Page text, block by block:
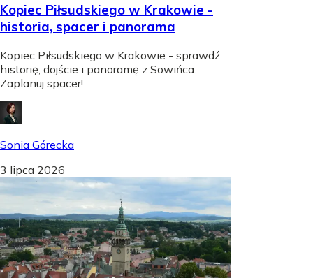
Kopiec Piłsudskiego w Krakowie -
historia, spacer i panorama
Kopiec Piłsudskiego w Krakowie - sprawdź
historię, dojście i panoramę z Sowińca.
Zaplanuj spacer!
Sonia Górecka
3 lipca 2026